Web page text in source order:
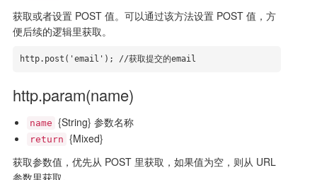
获取或者设置 POST 值。可以通过该方法设置 POST 值，方
便后续的逻辑里获取。
http.post('email'); //获取提交的email
http.param(name)
name {String} 参数名称
return {Mixed}
获取参数值，优先从 POST 里获取，如果值为空，则从 URL
参数里获取。